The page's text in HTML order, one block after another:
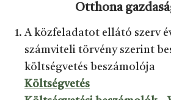
Otthona
A közfeladatot ellátó szerv
számviteli törvény szerint
költségvetés beszámolója
Költségvetés